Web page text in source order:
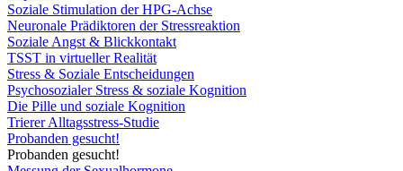
Soziale Stimulation der HPG-Achse
Neuronale Prädiktoren der Stressreaktion
Soziale Angst & Blickkontakt
TSST in virtueller Realität
Stress & Soziale Entscheidungen
Psychosozialer Stress & soziale Kognition
Die Pille und soziale Kognition
Trierer Alltagsstress-Studie
Probanden gesucht!
Probanden gesucht!